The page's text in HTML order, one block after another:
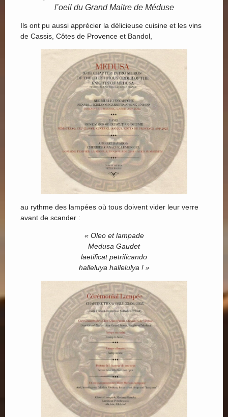
l’oeil du Grand Maitre de Méduse
Ils ont pu aussi apprécier la délicieuse cuisine et les vins
de Cassis, Côtes de Provence et Bandol,
au rythme des lampées où tous doivent vider leur verre
avant de scander :
« Oleo et lampade
Medusa Gaudet
laetificat petrificando
halleluya hallelulya ! »